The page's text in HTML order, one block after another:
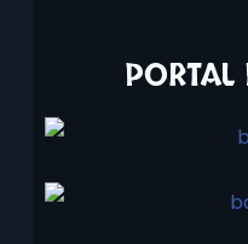
PORTAL